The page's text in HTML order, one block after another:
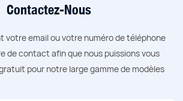
Contactez-Nous
votre email ou votre numéro de téléphone
de contact afin que nous puissions vous
pour notre large gamme de modèles